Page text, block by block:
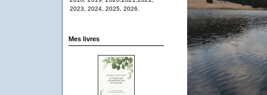
2023, 2024, 2025, 2026.
Mes livres